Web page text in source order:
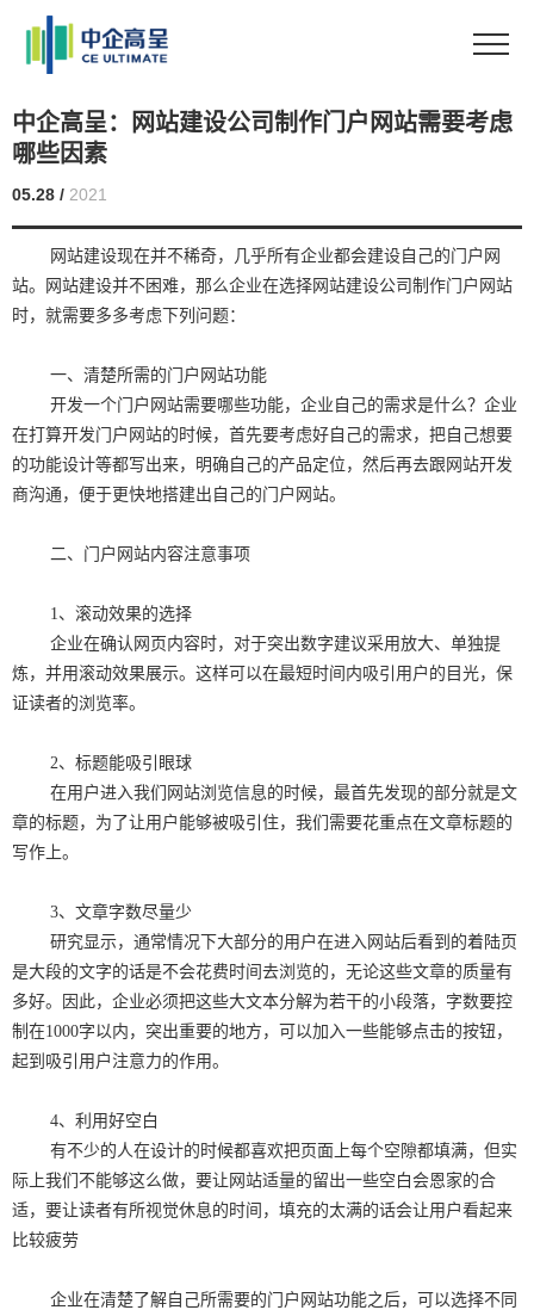
中企高呈：网站建设公司制作门户网站需要考虑
哪些因素
05.28 / 2021
网站建设现在并不稀奇，几乎所有企业都会建设自己的门户网
站。网站建设并不困难，那么企业在选择网站建设公司制作门户网站
时，就需要多多考虑下列问题：
一、清楚所需的门户网站功能
开发一个门户网站需要哪些功能，企业自己的需求是什么？企业
在打算开发门户网站的时候，首先要考虑好自己的需求，把自己想要
的功能设计等都写出来，明确自己的产品定位，然后再去跟网站开发
商沟通，便于更快地搭建出自己的门户网站。
二、门户网站内容注意事项
1、滚动效果的选择
企业在确认网页内容时，对于突出数字建议采用放大、单独提
炼，并用滚动效果展示。这样可以在最短时间内吸引用户的目光，保
证读者的浏览率。
2、标题能吸引眼球
在用户进入我们网站浏览信息的时候，最首先发现的部分就是文
章的标题，为了让用户能够被吸引住，我们需要花重点在文章标题的
写作上。
3、文章字数尽量少
研究显示，通常情况下大部分的用户在进入网站后看到的着陆页
是大段的文字的话是不会花费时间去浏览的，无论这些文章的质量有
多好。因此，企业必须把这些大文本分解为若干的小段落，字数要控
制在1000字以内，突出重要的地方，可以加入一些能够点击的按钮，
起到吸引用户注意力的作用。
4、利用好空白
有不少的人在设计的时候都喜欢把页面上每个空隙都填满，但实
际上我们不能够这么做，要让网站适量的留出一些空白会恩家的合
适，要让读者有所视觉休息的时间，填充的太满的话会让用户看起来
比较疲劳
企业在清楚了解自己所需要的门户网站功能之后，可以选择不同